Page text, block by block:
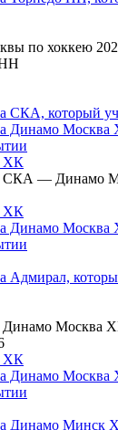
по хоккею
ХК
СКА — Динамо
ХК
Динамо Москва
ХК